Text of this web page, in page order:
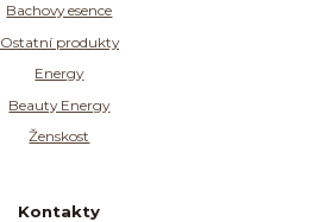
Bachovy esence
Ostatní produkty
Energy
Beauty Energy
Ženskost
Kontakty